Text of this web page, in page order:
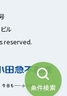
条件検索
ル
reserved.